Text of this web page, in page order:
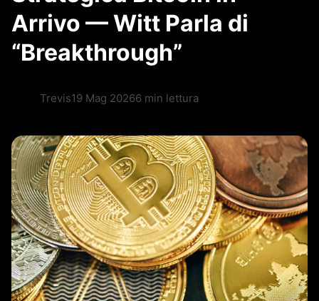
Arrivo — Witt Parla di
“Breakthrough”
Trevis19 Mag 20266 min lettura